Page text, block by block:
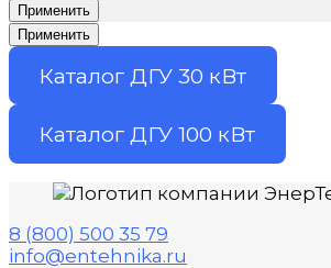
Применить
Применить
Каталог ДГУ 30 кВт
Каталог ДГУ 100 кВт
8 (800) 500 35 79
info@entehnika.ru